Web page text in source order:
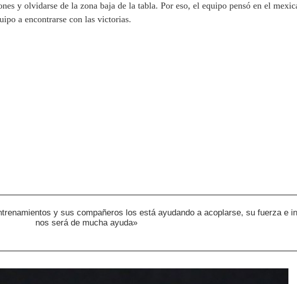
y olvidarse de la zona baja de la tabla. Por eso, el equipo pensó en el
a encontrarse con las victorias.
y sus compañeros los está ayudando a acoplarse, su fuerza e
nos será de mucha ayuda»